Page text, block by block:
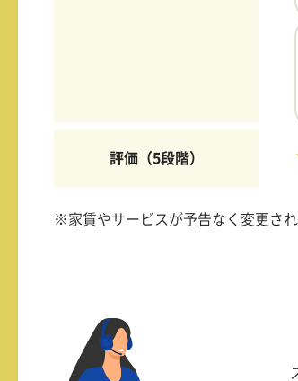
評価（5段階）
※家賃やサービスが予告なく変更さ